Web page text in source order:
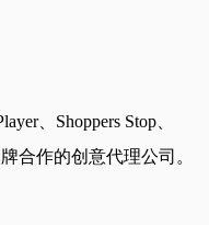
、Shoppers Stop、
合作的创意代理公司。